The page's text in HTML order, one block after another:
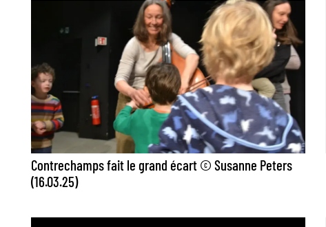
Contrechamps fait le grand écart © Susanne Peters
(16.03.25)